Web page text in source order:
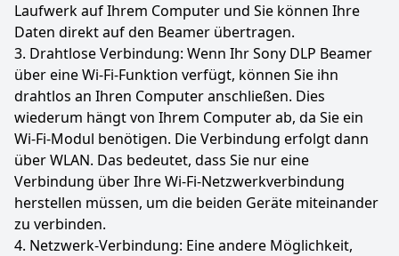
Laufwerk auf Ihrem Computer und Sie können Ihre
Daten direkt auf den Beamer übertragen.
3. Drahtlose Verbindung: Wenn Ihr Sony DLP Beamer
über eine Wi-Fi-Funktion verfügt, können Sie ihn
drahtlos an Ihren Computer anschließen. Dies
wiederum hängt von Ihrem Computer ab, da Sie ein
Wi-Fi-Modul benötigen. Die Verbindung erfolgt dann
über WLAN. Das bedeutet, dass Sie nur eine
Verbindung über Ihre Wi-Fi-Netzwerkverbindung
herstellen müssen, um die beiden Geräte miteinander
zu verbinden.
4. Netzwerk-Verbindung: Eine andere Möglichkeit,